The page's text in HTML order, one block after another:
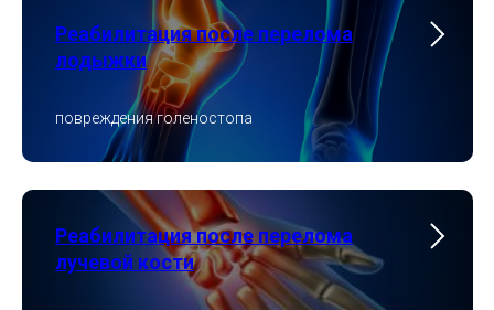
Реабилитация после перелома
лодыжки
повреждения голеностопа
Реабилитация после перелома
лучевой кости